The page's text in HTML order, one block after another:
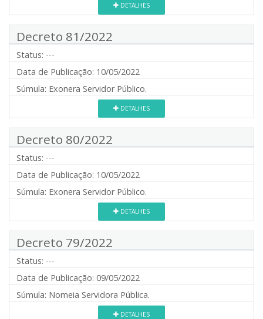
DETALHES
Decreto 81/2022
Status: ---
Data de Publicação: 10/05/2022
Súmula: Exonera Servidor Público.
DETALHES
Decreto 80/2022
Status: ---
Data de Publicação: 10/05/2022
Súmula: Exonera Servidor Público.
DETALHES
Decreto 79/2022
Status: ---
Data de Publicação: 09/05/2022
Súmula: Nomeia Servidora Pública.
DETALHES